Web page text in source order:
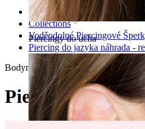
Piercingy do ucha
Úvod
Collections
Voděodolné Piercingové
Piercing do jazyka náhrada -
Bodymod Essentials
Piercing do